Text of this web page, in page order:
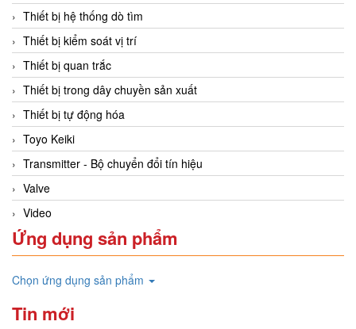
Thiết bị hệ thống dò tìm
Thiết bị kiểm soát vị trí
Thiết bị quan trắc
Thiết bị trong dây chuyền sản xuất
Thiết bị tự động hóa
Toyo Keiki
Transmitter - Bộ chuyển đổi tín hiệu
Valve
Video
Ứng dụng sản phẩm
Chọn ứng dụng sản phẩm
Tin mới